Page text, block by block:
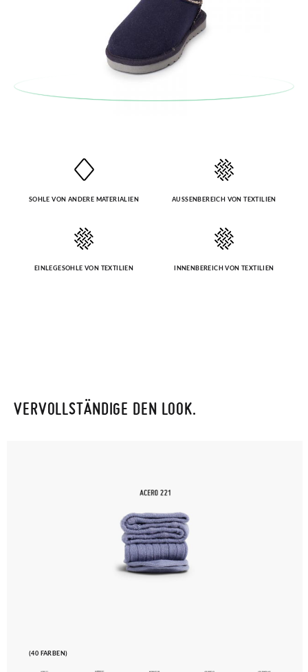
SOHLE VON ANDERE MATERIALIEN AUSSENBEREICH VON TEXTILIEN
EINLEGESOHLE VON TEXTILIEN INNENBEREICH VON TEXTILIEN
VERVOLLSTÄNDIGE DEN LOOK.
(40 FARBEN)